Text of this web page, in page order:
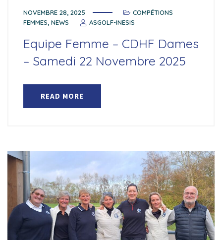
NOVEMBRE 28, 2025
COMPÉTIONS
FEMMES, NEWS ASGOLF-INESIS
Equipe Femme – CDHF Dames
– Samedi 22 Novembre 2025
READ MORE